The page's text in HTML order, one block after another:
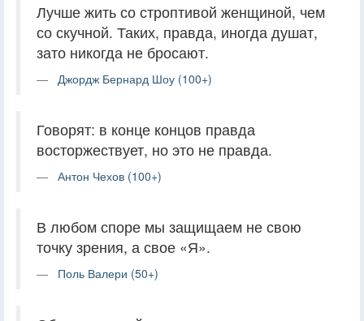
Лучше жить со строптивой женщиной, чем
со скучной. Таких, правда, иногда душат,
зато никогда не бросают.
Джордж Бернард Шоу (100+)
Говорят: в конце концов правда
восторжествует, но это не правда.
Антон Чехов (100+)
В любом споре мы защищаем не свою
точку зрения, а свое «Я».
Поль Валери (50+)